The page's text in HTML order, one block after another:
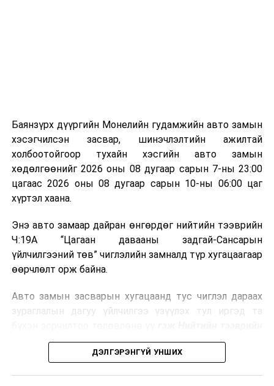
болон дулааны эрчим хүч үйлдвэрлэхэд ашиглаж
болдог. Зарим технологийн хувьд шаталтын дараа
үлдэх үнснээс фосфор зэрэг ашигт эрдсийг сэргээн
авах боломжтой аж.
байна. Тухайлбал, Германд лаг шатаах үйлдвэрээс
гарсан үнснээс фосфор сэргээн авах технологи
ашигладаг бол Нидерландад төвлөрсөн лаг
боловсруулах үйлдвэрүүдээр дулаан, цахилгаан
Ийнхүү лаг хатаах, шатаах технологийг лагийн
улсад өргөн ашиглаж байна.
Баянзүрх дүүргийн Монелийн гудамжийн авто замын
хэсэгчилсэн засвар, шинэчлэлтийн ажилтай
холбоотойгоор тухайн хэсгийн авто замын
хөдөлгөөнийг 2026 оны 08 дугаар сарын 7-ны 23:00
цагаас 2026 оны 08 дугаар сарын 10-ны 06:00 цаг
хүртэл хаана.
Энэ авто замаар дайран өнгөрдөг нийтийн тээврийн
Ч:19А “Цагаан давааны задгай-Сансарын
үйлчилгээний төв” чиглэлийн замналд түр хугацаагаар
өөрчлөлт орж байна.
Авто замын засварын хугацаанд тус чиглэл дараах
зураглалын дагуу үйлчилгээ үзүүлэх тул иргэд та
бодлогын газраас мэдээллээ.
ДЭЛГЭРЭНГҮЙ УНШИХ